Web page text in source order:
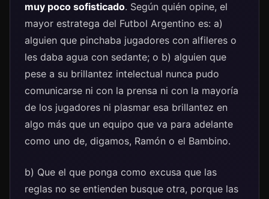
muy poco sofisticado. Según quién opine, el
mayor estratega del Futbol Argentino es: a)
alguien que pinchaba jugadores con alfileres o
les daba agua con sedante; o b) alguien que
pese a su brillantez intelectual nunca pudo
comunicarse ni con la prensa ni con la mayoría
de los jugadores ni plasmar esa brillantez en
algo más que un equipo que va para adelante
como uno de, digamos, Ramón o el Bambino.
b) Que el que ponga como excusa que las
reglas no se entienden busque otra, porque las